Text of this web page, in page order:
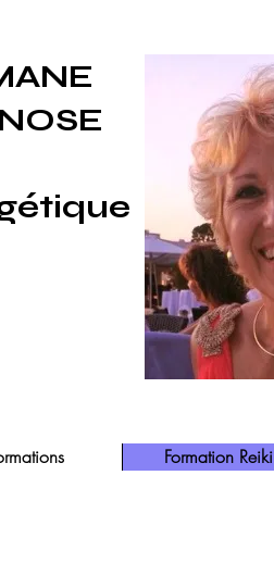
Formation Reiki